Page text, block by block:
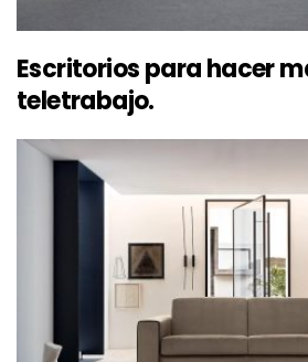
Escritorios para hacer
teletrabajo.